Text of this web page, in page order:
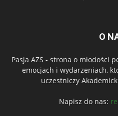
O
Pasja AZS - strona o młodości
emocjach i wydarzeniach,
uczestniczy
Napisz do nas: